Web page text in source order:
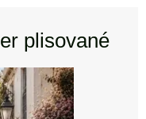
plisované